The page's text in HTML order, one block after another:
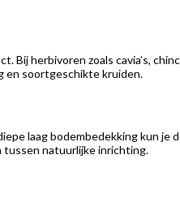
herbivoren zoals cavia’s,
en soortgeschikte kruiden.
laag bodembedekking kun je
tussen natuurlijke inrichting.